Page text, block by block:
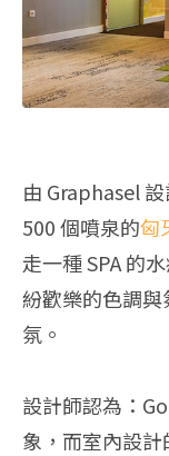
由 Graphasel
500 個噴泉的匈
走一種 SPA 的
紛歡樂的色調
氛。
設計師認為：
象，而室內設